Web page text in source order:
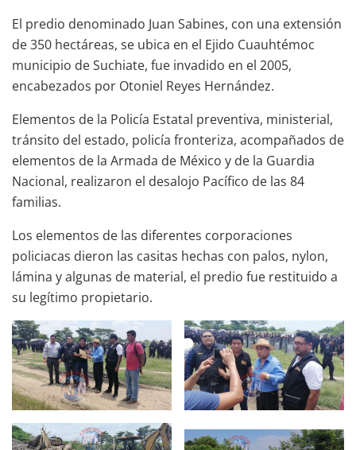
El predio denominado Juan Sabines, con una extensión
de 350 hectáreas, se ubica en el Ejido Cuauhtémoc
municipio de Suchiate, fue invadido en el 2005,
encabezados por Otoniel Reyes Hernández.
Elementos de la Policía Estatal preventiva, ministerial,
tránsito del estado, policía fronteriza, acompañados de
elementos de la Armada de México y de la Guardia
Nacional, realizaron el desalojo Pacífico de las 84
familias.
Los elementos de las diferentes corporaciones
policiacas dieron las casitas hechas con palos, nylon,
lámina y algunas de material, el predio fue restituido a
su legítimo propietario.